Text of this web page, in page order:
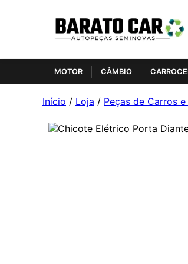
MOTOR CÂMBIO
Início / Loja / Peças de Carros